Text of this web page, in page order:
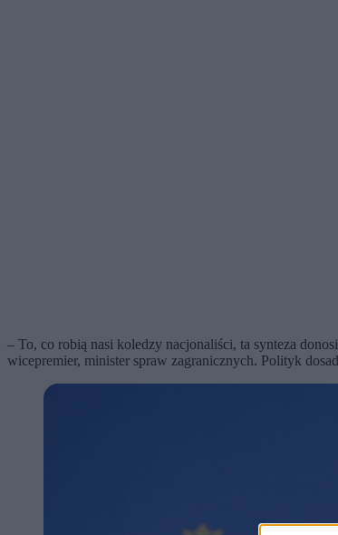
– To, co robią nasi koledzy nacjonaliści, ta synteza
wicepremier, minister spraw zagranicznych. Polityk